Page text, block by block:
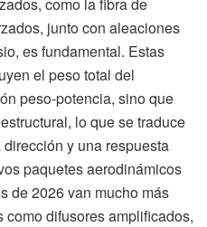
junto con aleaciones
es fundamental. Estas
el peso total del
peso-potencia, sino que
lo que se traduce
y una respuesta
paquetes aerodinámicos
de 2026 van mucho más
difusores amplificados,